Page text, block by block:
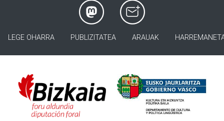
LEGE OHARRA PUBLIZITATEA ARAUAK